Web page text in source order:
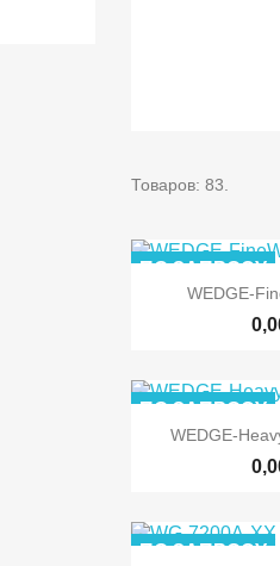
Товаров: 83.

WEDGE-
ПО ЗАПРОСУ

WEDGE-
ПО ЗАПРОСУ
ПО ЗАПРОСУ